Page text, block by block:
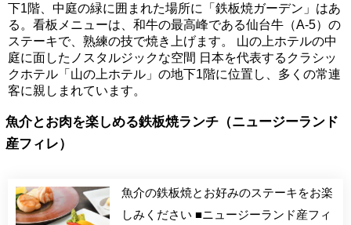
下1階、中庭の緑に囲まれた場所に「鉄板焼ガーデン」はあ
る。看板メニューは、和牛の最高峰である仙台牛（A-5）の
ステーキで、熟練の技で焼き上げます。 山の上ホテルの中
庭に面したノスタルジックな空間 日本を代表するクラシッ
クホテル「山の上ホテル」の地下1階に位置し、多くの常連
客に親しまれています。
魚介とお肉を楽しめる鉄板焼ランチ（ニュージーランド
産フィレ）
魚介の鉄板焼とお好みのステーキをお楽
しみください ■ニュージーランド産フィ